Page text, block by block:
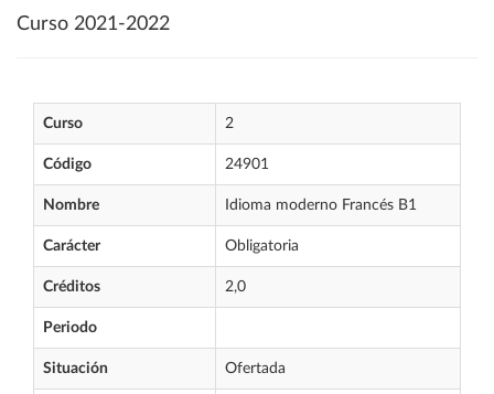
Curso 2021-2022
Curso 2
Código 24901
Nombre Idioma moderno Francés B1
Carácter Obligatoria
Créditos 2,0
Periodo
Situación Ofertada